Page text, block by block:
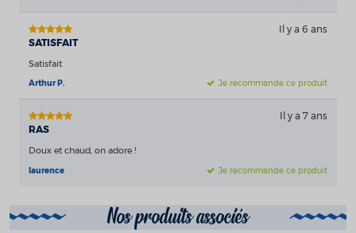
SATISFAIT
Il y a 6 ans
Satisfait
Arthur P.
Je recommande ce produit
RAS
Il y a 7 ans
Doux et chaud, on adore !
laurence
Je recommande ce produit
Nos produits associés